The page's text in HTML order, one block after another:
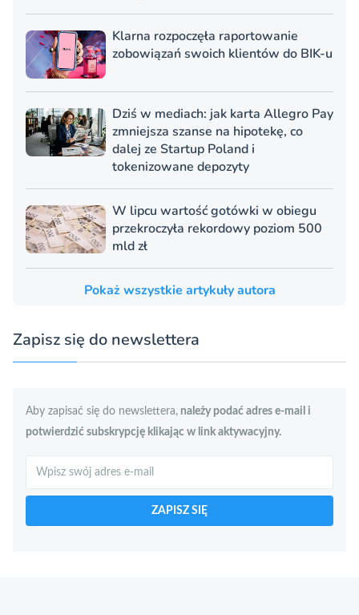
Klarna rozpoczęła raportowanie
zobowiązań swoich klientów do BIK-u
Dziś w mediach: jak karta Allegro Pay
zmniejsza szanse na hipotekę, co
dalej ze Startup Poland i
tokenizowane depozyty
W lipcu wartość gotówki w obiegu
przekroczyła rekordowy poziom 500
mld zł
Pokaż wszystkie artykuły autora
Zapisz się do newslettera
Aby zapisać się do newslettera, należy podać adres e-mail i
potwierdzić subskrypcję klikając w link aktywacyjny.
ZAPISZ SIĘ